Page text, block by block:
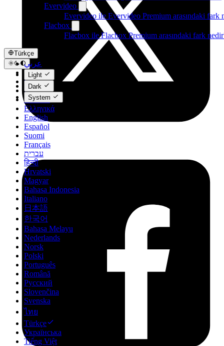
Evervideo
Evervideo ile Evervideo Premium arasındaki fark
Flacbox
Flacbox ile Flacbox Premium arasındaki fark
Türkçe
عربي
Català
Čeština
Dansk
Deutsch
Ελληνικά
English
Español
Suomi
Français
עברית
हिन्दी
Hrvatski
Magyar
Bahasa Indonesia
Italiano
日本語
한국어
Bahasa Melayu
Nederlands
Norsk
Polski
Português
Română
Русский
Slovenčina
Svenska
ไทย
Türkçe
Українська
Tiếng Việt
Light
Dark
System